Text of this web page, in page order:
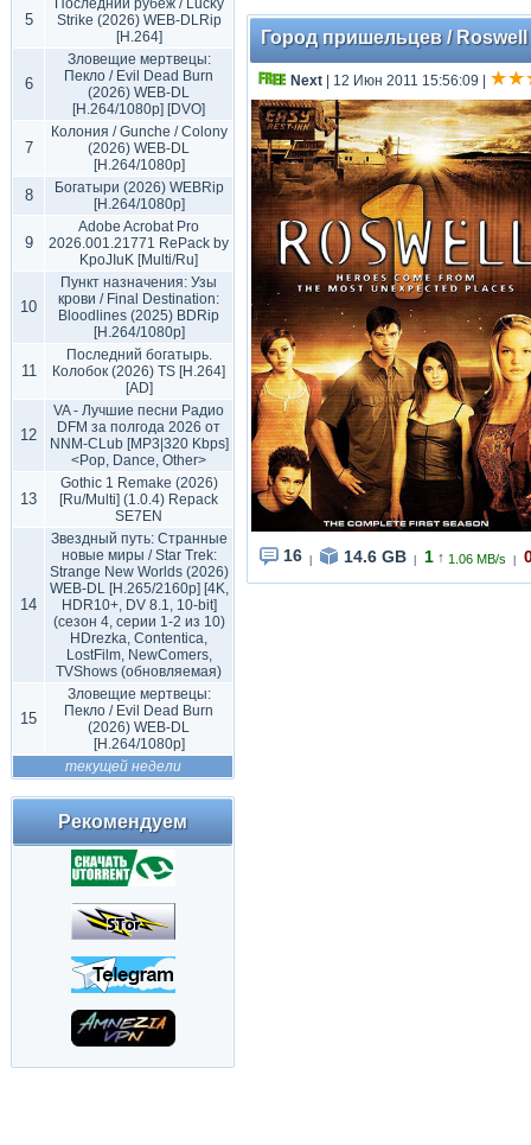
5
Последний рубеж / Lucky
Strike (2026) WEB-DLRip
[H.264]
6
Зловещие мертвецы:
Пекло / Evil Dead Burn
(2026) WEB-DL
[H.264/1080p] [DVO]
7
Колония / Gunche / Colony
(2026) WEB-DL
[H.264/1080p]
8
Богатыри (2026) WEBRip
[H.264/1080p]
9
Adobe Acrobat Pro
2026.001.21771 RePack by
KpoJIuK [Multi/Ru]
10
Пункт назначения: Узы
крови / Final Destination:
Bloodlines (2025) BDRip
[H.264/1080p]
11
Последний богатырь.
Колобок (2026) TS [H.264]
[AD]
12
VA - Лучшие песни Радио
DFM за полгода 2026 от
NNM-CLub [MP3|320 Kbps]
<Pop, Dance, Other>
13
Gothic 1 Remake (2026)
[Ru/Multi] (1.0.4) Repack
SE7EN
14
Звездный путь: Странные
новые миры / Star Trek:
Strange New Worlds (2026)
WEB-DL [H.265/2160p] [4K,
HDR10+, DV 8.1, 10-bit]
(сезон 4, серии 1-2 из 10)
HDrezka, Contentica,
LostFilm, NewComers,
TVShows (обновляемая)
15
Зловещие мертвецы:
Пекло / Evil Dead Burn
(2026) WEB-DL
[H.264/1080p]
текущей недели
Рекомендуем
Город пришельцев / Roswell
Next | 12 Июн 2011 15:56:09
16 14.6 GB 1 ↑ 1.06 MB/s